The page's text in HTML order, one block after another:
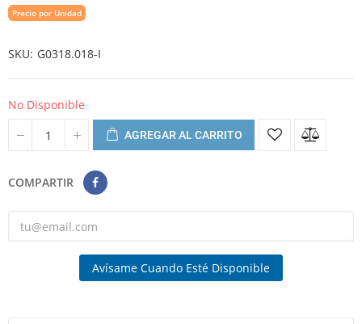
Precio por Unidad
SKU G0318.018-I
No Disponible
AGREGAR AL CARRITO
COMPARTIR
Avísame Cuando Esté Disponible